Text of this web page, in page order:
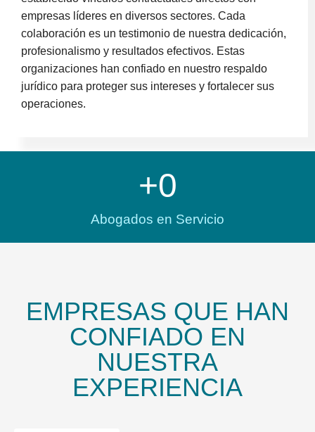
empresas líderes en diversos sectores. Cada
colaboración es un testimonio de nuestra dedicación,
profesionalismo y resultados efectivos. Estas
organizaciones han confiado en nuestro respaldo
jurídico para proteger sus intereses y fortalecer sus
operaciones.
Abogados en Servicio
+0
EMPRESAS QUE HAN
CONFIADO EN
NUESTRA
EXPERIENCIA